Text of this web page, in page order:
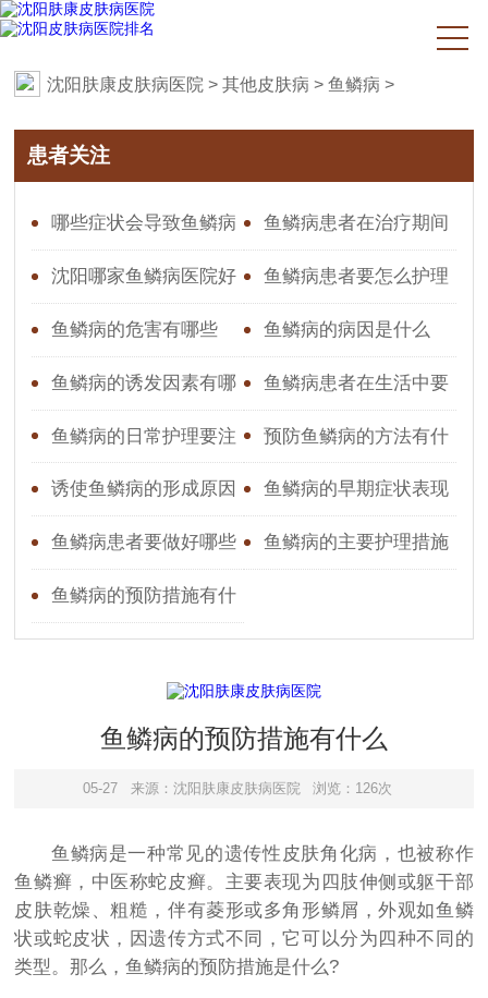
沈阳肤康皮肤病医院 >其他皮肤病 >鱼鳞病 >
患者关注
哪些症状会导致鱼鳞病 鱼鳞病患者在治疗期间
要注意什么
沈阳哪家鱼鳞病医院好 鱼鳞病患者要怎么护理
好
鱼鳞病的危害有哪些 鱼鳞病的病因是什么
鱼鳞病的诱发因素有哪
些
鱼鳞病患者在生活中要
注意什么
鱼鳞病的日常护理要注
意什么
预防鱼鳞病的方法有什
么
诱使鱼鳞病的形成原因
有什么
鱼鳞病的早期症状表现
鱼鳞病患者要做好哪些
护理事项
鱼鳞病的主要护理措施
鱼鳞病的预防措施有什
鱼鳞病的预防措施有什么
05-27 来源：沈阳肤康皮肤病医院 浏览：126次
鱼鳞病是一种常见的遗传性皮肤角化病，也被称作
鱼鳞癣，中医称蛇皮癣。主要表现为四肢伸侧或躯干部
皮肤乾燥、粗糙，伴有菱形或多角形鳞屑，外观如鱼鳞
状或蛇皮状，因遗传方式不同，它可以分为四种不同的
类型。那么，鱼鳞病的预防措施是什么?